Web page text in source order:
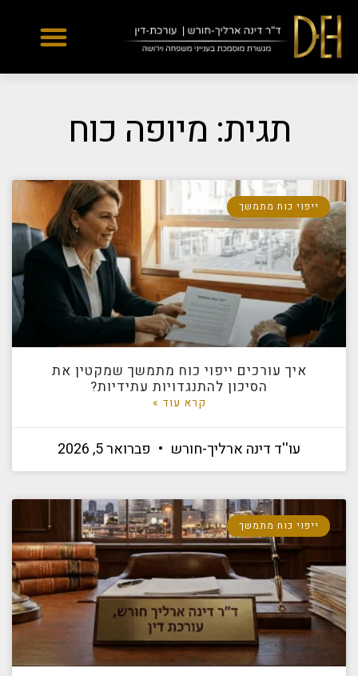
Yes
...
תגית: מיופה כוח
ייפוי כוח מתמשך
איך עורכים ייפוי כוח מתמשך שמקטין את
הסיכון להתנגדויות עתידיות?
קרא עוד »
עו''ד דינה ארליך-חורש פברואר 5, 2026
ייפוי כוח מתמשך